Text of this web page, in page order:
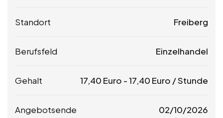
Standort Freiberg
Berufsfeld Einzelhandel
Gehalt 17,40 Euro -17,40 Euro / Stunde
Angebotsende 02/10/2026